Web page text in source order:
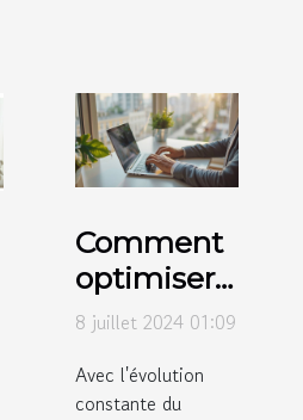
Comment
optimiser
votre profil
pour la
8 juillet 2024 01:09
Avec l'évolution
constante du